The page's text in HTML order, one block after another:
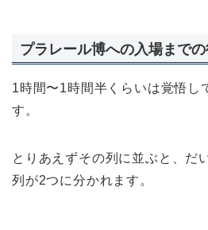
プラレール博への入場まで
1時間〜1時間半くらいは覚悟し
す。
とりあえずその列に並ぶと、だ
列が2つに分かれます。